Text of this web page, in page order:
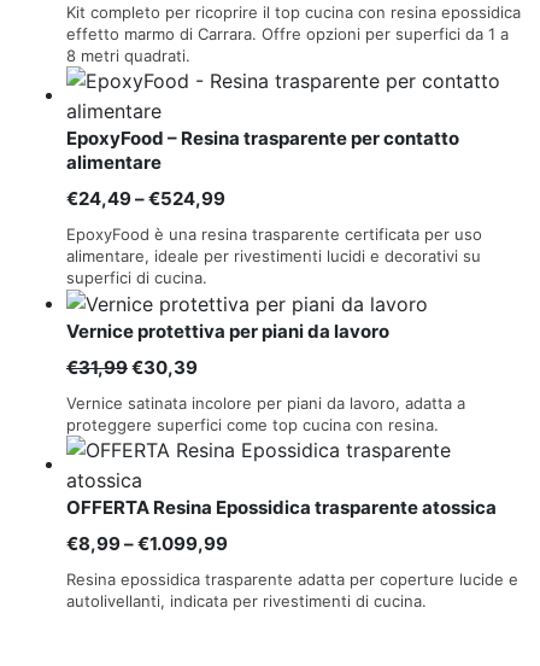
prezzo:
€66,99
€512,99
Kit completo per ricoprire il top cucina con resina epossidica
effetto marmo di Carrara. Offre opzioni per superfici da 1 a
8 metri quadrati.
EpoxyFood – Resina trasparente per contatto
alimentare
€24,49–€524,99Fascia
di
prezzo:
€24,49
a
EpoxyFood è una resina trasparente certificata per uso
alimentare, ideale per rivestimenti lucidi e decorativi su
superfici di cucina.
Vernice protettiva per piani da lavoro
€31,99Il
prezzo
originale
era:
€31,99.
€30,39Il
prezzo
attuale
è:
Vernice satinata incolore per piani da lavoro, adatta a
proteggere superfici come top cucina con resina.
OFFERTA Resina Epossidica trasparente atossica
€8,99–€1.099,99Fascia
di
prezzo:
Resina epossidica trasparente adatta per coperture lucide e
autolivellanti, indicata per rivestimenti di cucina.